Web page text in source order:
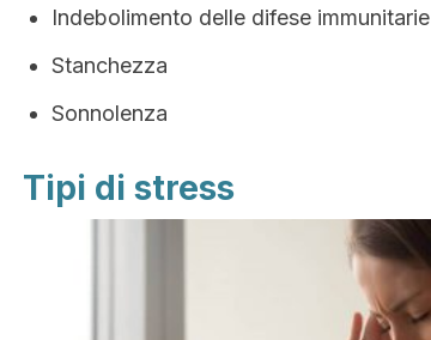
Indebolimento delle difese immunitarie
Stanchezza
Sonnolenza
Tipi di stress